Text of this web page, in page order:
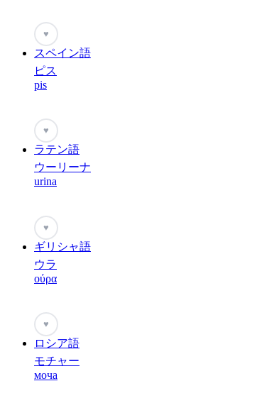
♥
スペイン語
ピス
pis
♥
ラテン語
ウーリーナ
urina
♥
ギリシャ語
ウラ
ούρα
♥
ロシア語
モチャー
моча